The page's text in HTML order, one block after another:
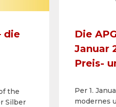
die
the
Silber
Die
Januar
Preis-
Per 1.
modernes